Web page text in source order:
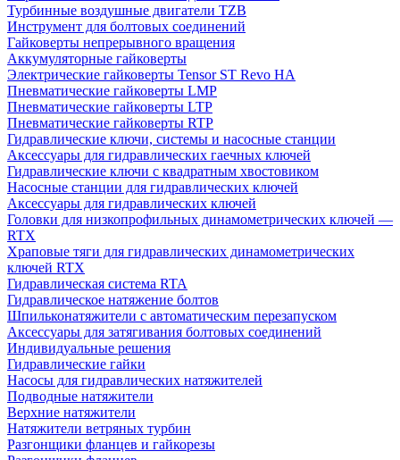
Турбинные воздушные двигатели TZB
Инструмент для болтовых соединений
Гайковерты непрерывного вращения
Аккумуляторные гайковерты
Электрические гайковерты Tensor ST Revo HA
Пневматические гайковерты LMP
Пневматические гайковерты LTP
Пневматические гайковерты RTP
Гидравлические ключи, системы и насосные станции
Аксессуары для гидравлических гаечных ключей
Гидравлические ключи с квадратным хвостовиком
Насосные станции для гидравлических ключей
Аксессуары для гидравлических ключей
Головки для низкопрофильных динамометрических ключей —
RTX
Храповые тяги для гидравлических динамометрических
ключей RTX
Гидравлическая система RTA
Гидравлическое натяжение болтов
Шпильконатяжители с автоматическим перезапуском
Аксессуары для затягивания болтовых соединений
Индивидуальные решения
Гидравлические гайки
Насосы для гидравлических натяжителей
Подводные натяжители
Верхние натяжители
Натяжители ветряных турбин
Разгонщики фланцев и гайкорезы